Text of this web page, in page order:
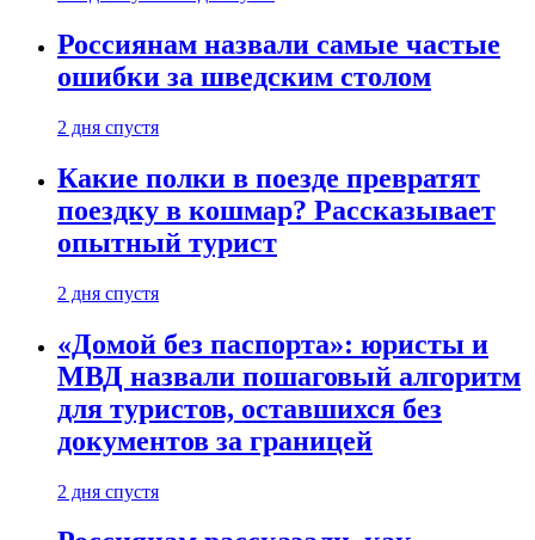
Россиянам назвали самые частые
ошибки за шведским столом
2 дня спустя
Какие полки в поезде превратят
поездку в кошмар? Рассказывает
опытный турист
2 дня спустя
«Домой без паспорта»: юристы и
МВД назвали пошаговый алгоритм
для туристов, оставшихся без
документов за границей
2 дня спустя